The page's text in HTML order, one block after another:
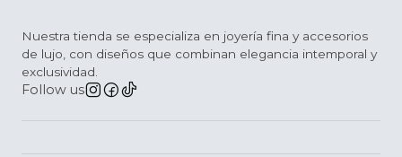
Nuestra tienda se especializa en joyería fina y accesorios
de lujo, con diseños que combinan elegancia intemporal y
exclusividad.
Follow us